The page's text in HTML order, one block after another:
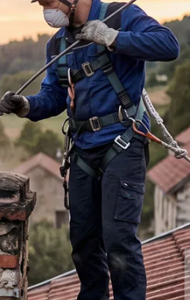
Simon Bataille-
Vandereecken
De très bon conseil et expertise au top, en plus d’être très sympathique, je recommande! Nous avons été bien aidés et renseignés sur quoi faire de notre insert et son entretien futur, merci :)